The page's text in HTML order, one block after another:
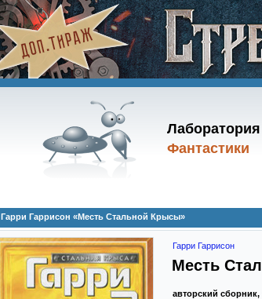
Лаборатория
Фантастики
Гарри Гаррисон «Месть Стальной Крысы»
Гарри Гаррисон
Месть
авторский сборник,